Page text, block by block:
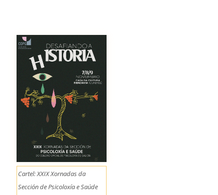
Cartel: XXIX Xornadas da
Sección de Psicoloxía e Saúde